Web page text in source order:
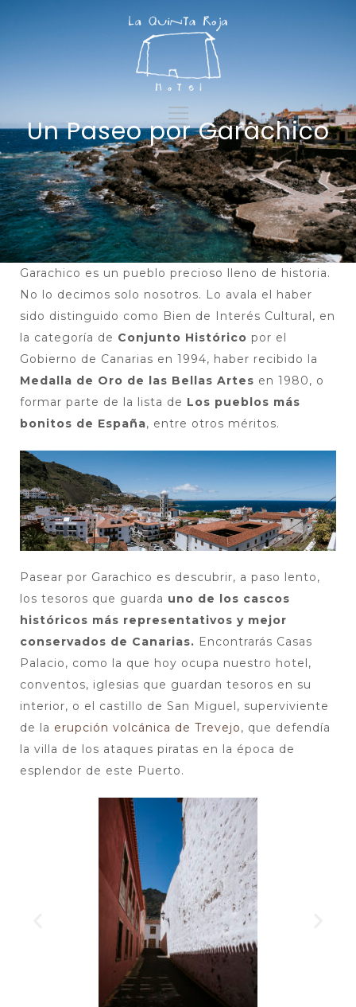
Un Paseo por Garachico
Garachico es un pueblo precioso lleno de historia.
No lo decimos solo nosotros. Lo avala el haber
sido distinguido como Bien de Interés Cultural, en
la categoría de Conjunto Histórico por el
Gobierno de Canarias en 1994, haber recibido la
Medalla de Oro de las Bellas Artes en 1980, o
formar parte de la lista de Los pueblos más
bonitos de España, entre otros méritos.
Pasear por Garachico es descubrir, a paso lento,
los tesoros que guarda uno de los cascos
históricos más representativos y mejor
conservados de Canarias. Encontrarás Casas
Palacio, como la que hoy ocupa nuestro hotel,
conventos, iglesias que guardan tesoros en su
interior, o el castillo de San Miguel, superviviente
de la erupción volcánica de Trevejo, que defendía
la villa de los ataques piratas en la época de
esplendor de este Puerto.